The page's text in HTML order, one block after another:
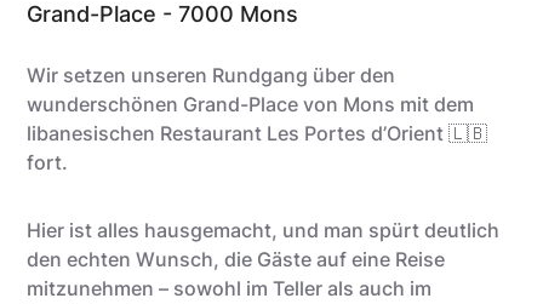
Grand-Place - 7000 Mons
Wir setzen unseren Rundgang über den
wunderschönen Grand-Place von Mons mit dem
libanesischen Restaurant Les Portes d’Orient 🇱🇧
fort.
Hier ist alles hausgemacht, und man spürt deutlich
den echten Wunsch, die Gäste auf eine Reise
mitzunehmen – sowohl im Teller als auch im